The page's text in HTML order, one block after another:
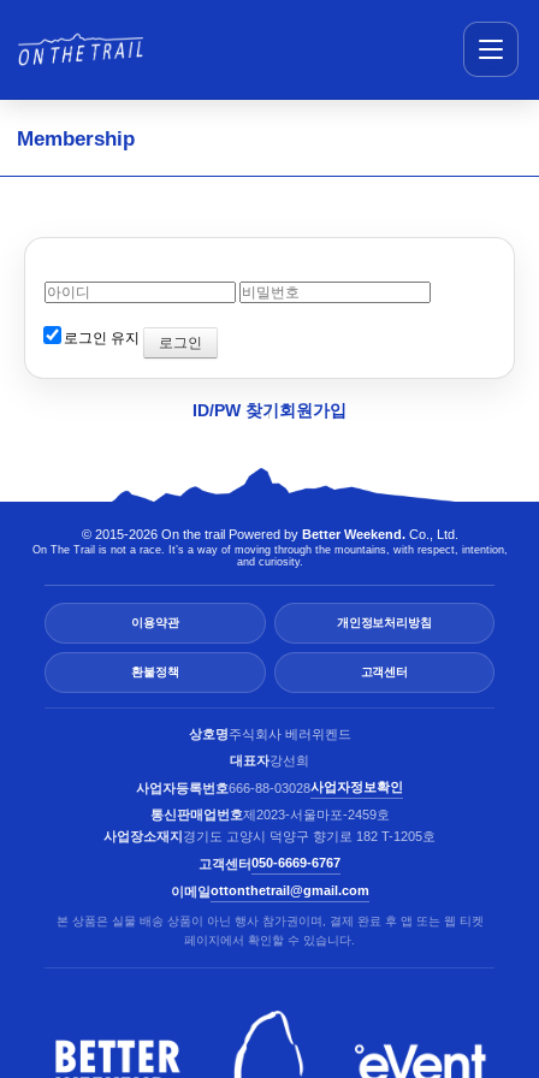
Membership
로그인 유지
ID/PW 찾기 회원가입
© 2015-2026 On the trail Powered by Better Weekend.Co., Ltd.
On The Trail is not a race. It’s a way of moving through the mountains, with respect, intention,
and curiosity.
이용약관 개인정보처리방침
환불정책 고객센터
상호명주식회사 베러위켄드
대표자강선희
사업자등록번호666-88-03028사업자정보확인
통신판매업번호제2023-서울마포-2459호
사업장소재지경기도 고양시 덕양구 향기로 182 T-1205호
고객센터050-6669-6767
이메일ottonthetrail@gmail.com
본 상품은 실물 배송 상품이 아닌 행사 참가권이며, 결제 완료 후 앱 또는 웹 티켓
페이지에서 확인할 수 있습니다.